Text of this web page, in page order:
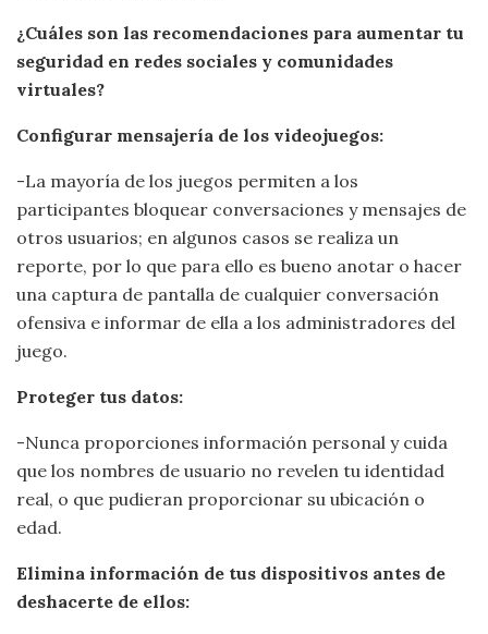
¿Cuáles son las recomendaciones para aumentar tu
seguridad en redes sociales y comunidades
virtuales?
Configurar mensajería de los videojuegos:
-La mayoría de los juegos permiten a los
participantes bloquear conversaciones y mensajes de
otros usuarios; en algunos casos se realiza un
reporte, por lo que para ello es bueno anotar o hacer
una captura de pantalla de cualquier conversación
ofensiva e informar de ella a los administradores del
juego.
Proteger tus datos:
-Nunca proporciones información personal y cuida
que los nombres de usuario no revelen tu identidad
real, o que pudieran proporcionar su ubicación o
edad.
Elimina información de tus dispositivos antes de
deshacerte de ellos: